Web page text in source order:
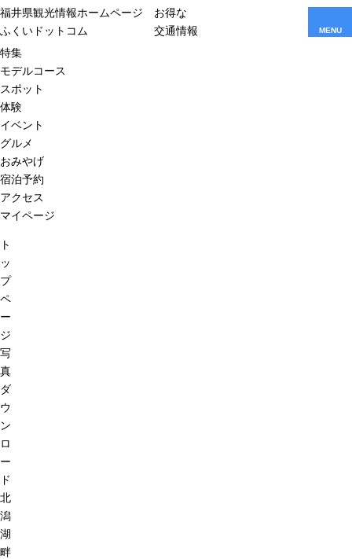
福井県観光情報ホームページ
ふくいドットコム
お得な
交通情報
MENU
特集
モデルコース
スポット
体験
イベント
グルメ
おみやげ
宿泊予約
アクセス
マイページ
ト
ッ
プ
ペ
ー
ジ
写
真
ダ
ウ
ン
ロ
ー
ド
北
潟
湖
畔